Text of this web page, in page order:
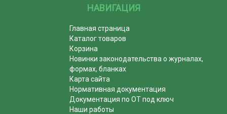
НАВИГАЦИЯ
Главная страница
Каталог товаров
Корзина
Новинки законодательства о журналах,
формах, бланках
Карта сайта
Нормативная документация
Документация по ОТ под ключ
Наши работы